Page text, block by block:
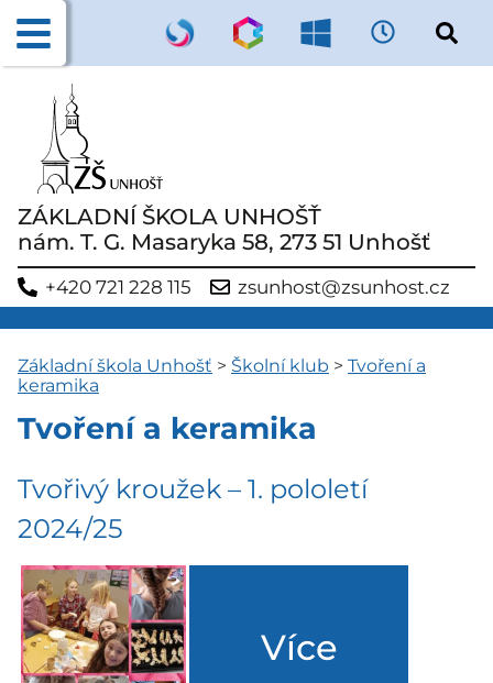
ZÁKLADNÍ ŠKOLA UNHOŠŤ
nám. T. G. Masaryka 58, 273 51 Unhošť
+420 721 228 115 zsunhost@zsunhost.cz
Základní škola Unhošť > Školní klub > Tvoření a
keramika
Tvoření a keramika
Tvořivý kroužek – 1. pololetí
2024/25
Více